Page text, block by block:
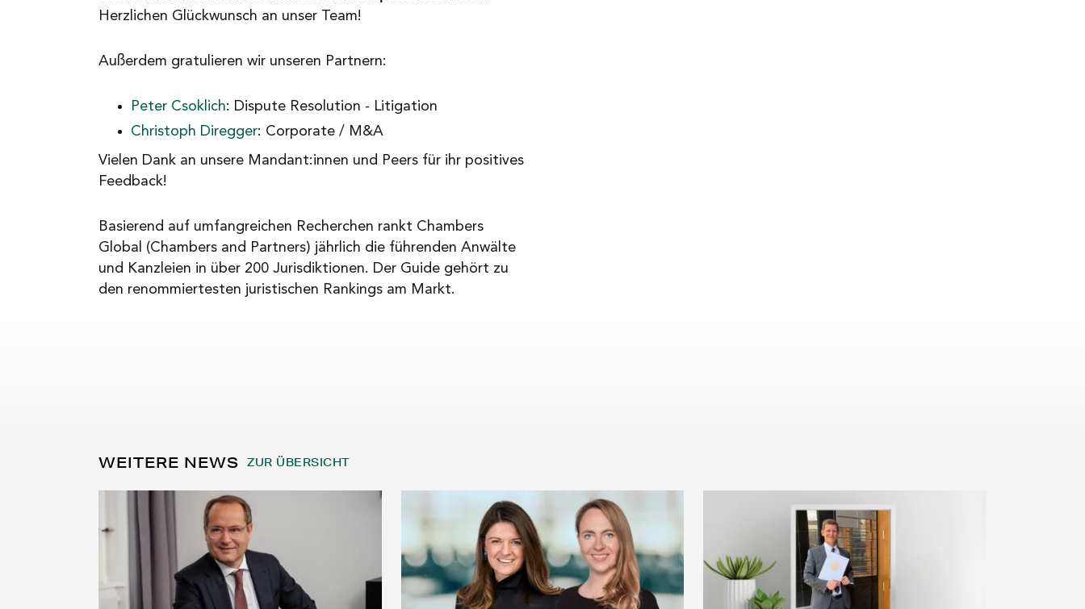
Herzlichen Glückwunsch an unser Team!
Außerdem gratulieren wir unseren Partnern:
Peter Csoklich: Dispute Resolution - Litigation
Christoph Diregger: Corporate / M&A
Vielen Dank an unsere Mandant:innen und Peers für ihr positives
Feedback!
Basierend auf umfangreichen Recherchen rankt Chambers
Global (Chambers and Partners) jährlich die führenden Anwälte
und Kanzleien in über 200 Jurisdiktionen. Der Guide gehört zu
den renommiertesten juristischen Rankings am Markt.
WEITERE NEWS ZUR ÜBERSICHT